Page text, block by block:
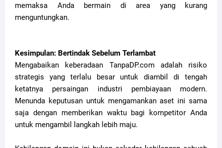
memaksa Anda bermain di area yang kurang
menguntungkan.
Kesimpulan: Bertindak Sebelum Terlambat
Mengabaikan keberadaan TanpaDP.com adalah risiko
strategis yang terlalu besar untuk diambil di tengah
ketatnya persaingan industri pembiayaan modern.
Menunda keputusan untuk mengamankan aset ini sama
saja dengan memberikan waktu bagi kompetitor Anda
untuk mengambil langkah lebih maju.